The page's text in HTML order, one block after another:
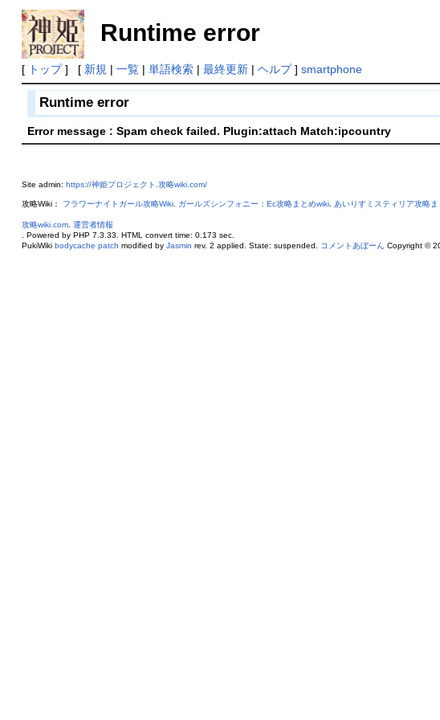
Runtime error
[ トップ] [ 新規 | 一覧| 単語検索| 最終更新| ヘルプ] smartphone
Runtime error
Error message : Spam check failed. Plugin:attach Match:ipcountry
Site admin: https://神姫プロジェクト.攻略wiki.com/
攻略Wiki： フラワーナイトガール攻略Wiki. ガールズシンフォニー：Ec攻略まとめwiki. あいりすミスティリア攻略ま
攻略wiki.com. 運営者情報
. Powered by PHP 7.3.33. HTML convert time: 0.173 sec.
PukiWiki bodycache patch modified by Jasmin rev. 2 applied. State: suspended. コメントあぼーん Copyright ©